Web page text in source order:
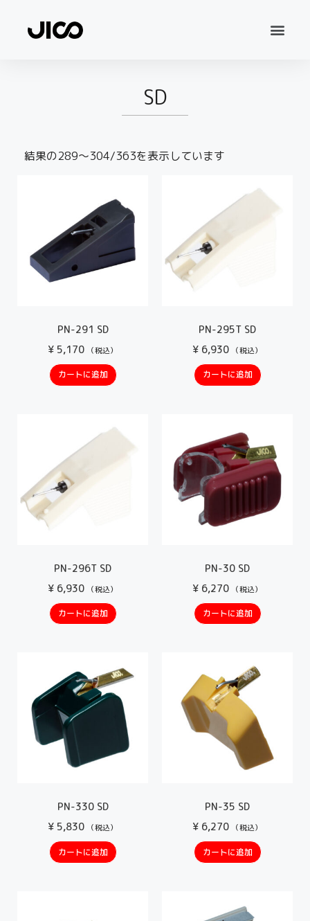
SD
結果の289～304/363を表示しています
PN-291 SD
¥ 5,170 （税込）
カートに追加
PN-295T SD
¥ 6,930 （税込）
カートに追加
PN-296T SD
¥ 6,930 （税込）
カートに追加
PN-30 SD
¥ 6,270 （税込）
カートに追加
PN-330 SD
¥ 5,830 （税込）
カートに追加
PN-35 SD
¥ 6,270 （税込）
カートに追加